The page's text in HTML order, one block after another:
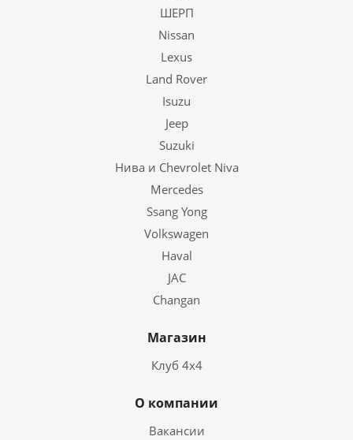
ШЕРП
Nissan
Lexus
Land Rover
Isuzu
Jeep
Suzuki
Нива и Chevrolet Niva
Mercedes
Ssang Yong
Volkswagen
Haval
JAC
Changan
Магазин
Клуб 4х4
О компании
Вакансии